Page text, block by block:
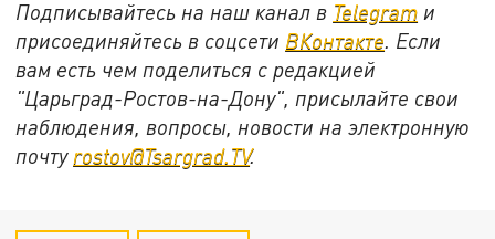
Подписывайтесь на наш канал в Telegram и
присоединяйтесь в соцсети ВКонтакте. Если
вам есть чем поделиться с редакцией
"Царьград-Ростов-на-Дону", присылайте свои
наблюдения, вопросы, новости на электронную
почту rostov@Tsargrad.ТV.